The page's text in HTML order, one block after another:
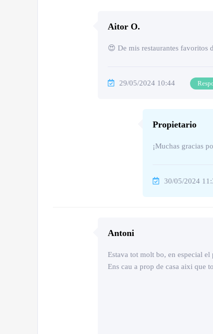
Aitor O.
😍 De mis restaurantes
29/05/2024 10:44
Propietario
¡Muchas gracias
30/05/2024
Antoni
Estava tot molt bo, en especial el
Ens cau a prop de casa aixi que